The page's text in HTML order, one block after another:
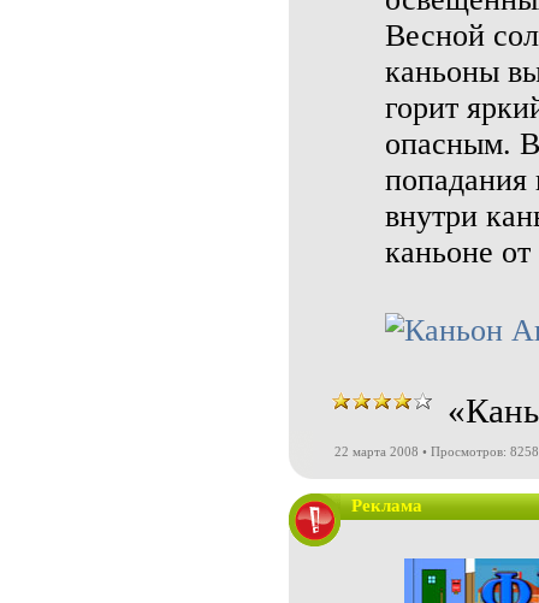
Весной
каньоны
горит
опасным.
попадания
внутри
каньоне
22 марта 2008 • Просмотров: 8258
Реклама